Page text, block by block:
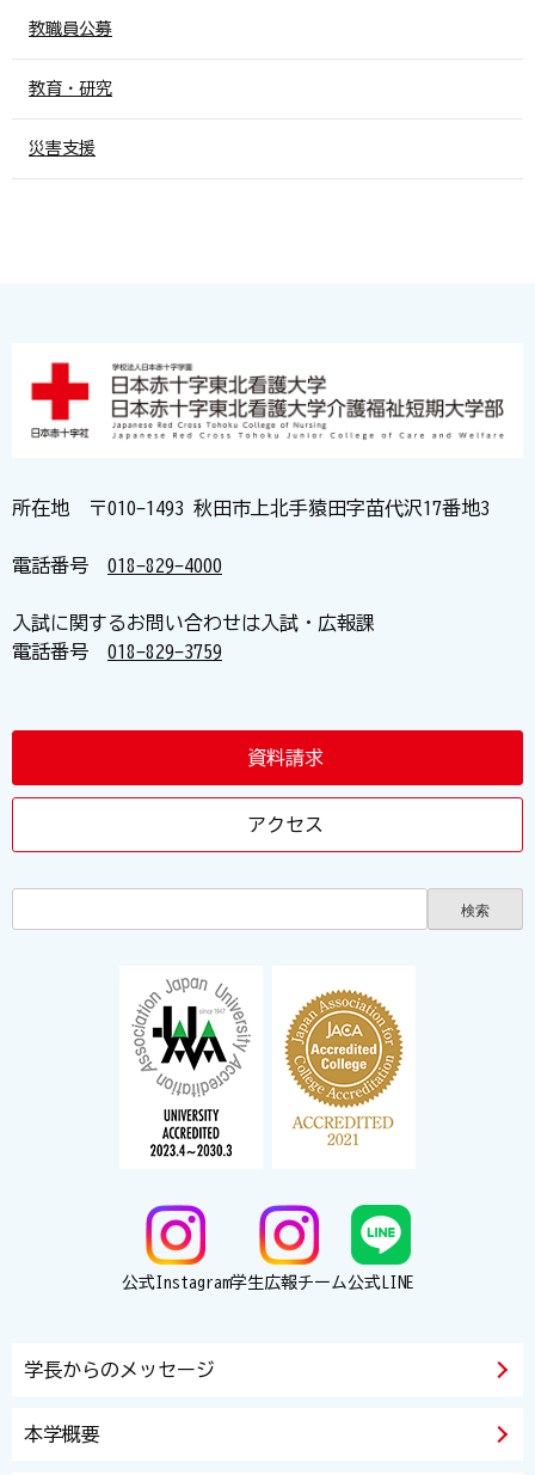
教職員公募
教育・研究
災害支援
所在地 〒010-1493 秋田市上北手猿田字苗代沢17番地3
電話番号 018-829-4000
入試に関するお問い合わせは入試・広報課
電話番号 018-829-3759
資料請求
アクセス
公式Instagram学生広報チーム公式LINE
学長からのメッセージ
本学概要